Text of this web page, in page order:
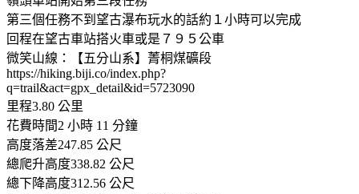
第三個任務不到望古瀑布玩水的話約１小時可以完成
回程在望古車站搭火車或是７９５公車
微笑山線：【五分山系】菁桐煤礦段
https://hiking.biji.co/index.php?
q=trail&act=gpx_detail&id=5723090
里程3.80 公里
花費時間2 小時 11 分鐘
高度落差247.85 公尺
總爬升高度338.82 公尺
總下降高度312.56 公尺